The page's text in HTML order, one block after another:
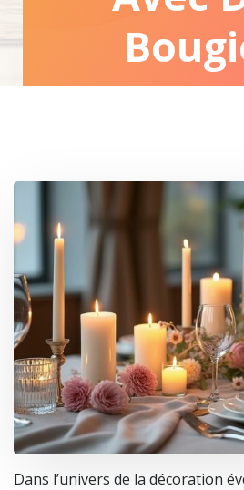
Dans l’univers de la décoration